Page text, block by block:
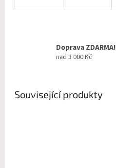
Doprava ZDARMA!
nad 3 000 Kč
Související produkty